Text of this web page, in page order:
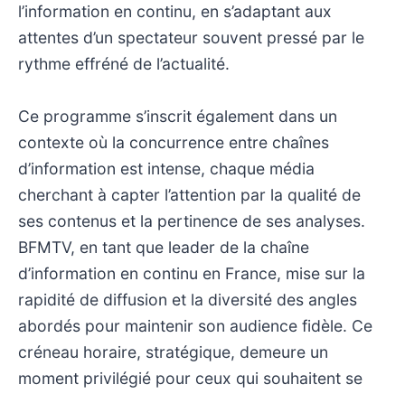
l’information en continu, en s’adaptant aux
attentes d’un spectateur souvent pressé par le
rythme effréné de l’actualité.
Ce programme s’inscrit également dans un
contexte où la concurrence entre chaînes
d’information est intense, chaque média
cherchant à capter l’attention par la qualité de
ses contenus et la pertinence de ses analyses.
BFMTV, en tant que leader de la chaîne
d’information en continu en France, mise sur la
rapidité de diffusion et la diversité des angles
abordés pour maintenir son audience fidèle. Ce
créneau horaire, stratégique, demeure un
moment privilégié pour ceux qui souhaitent se